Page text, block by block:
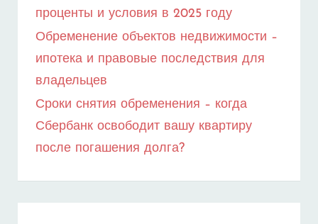
проценты и условия в 2025 году
Обременение объектов недвижимости –
ипотека и правовые последствия для
владельцев
Сроки снятия обременения – когда
Сбербанк освободит вашу квартиру
после погашения долга?